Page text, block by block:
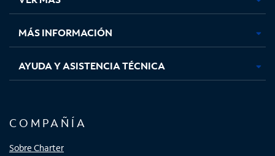
nuevanuevanuevanueva
MÁS INFORMACIÓN
AYUDA Y ASISTENCIA TÉCNICA
COMPAÑÍA
Sobre Charter